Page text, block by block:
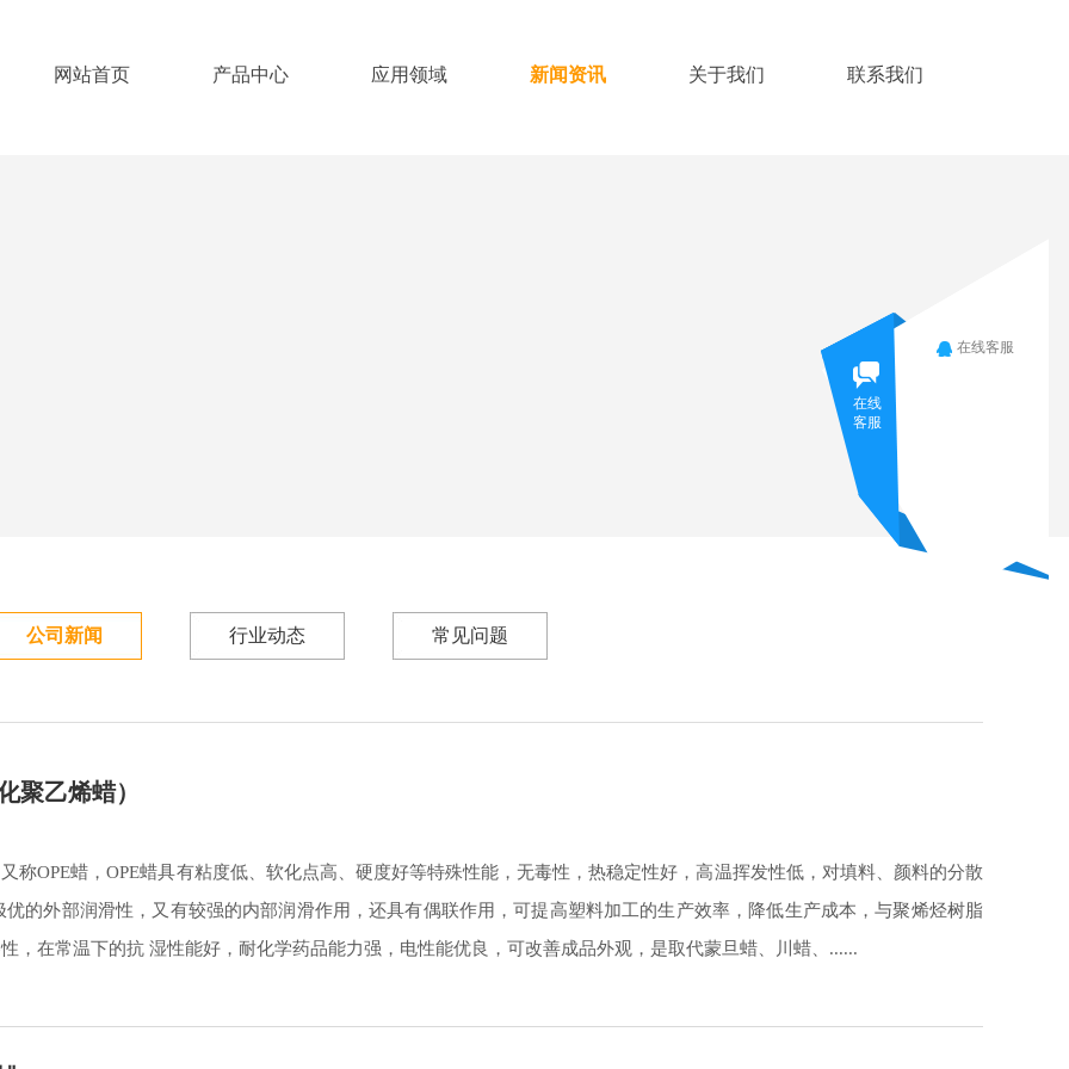
网站首页 产品中心 应用领域 新闻资讯 关于我们 联系我们
聚乙烯蜡）
称OPE蜡，OPE蜡具有粘度低、软化点高、硬度好等特殊性能，无毒性，热稳定性好，高温挥发性低，对填料、颜料的分散
优的外部润滑性，又有较强的内部润滑作用，还具有偶联作用，可提高塑料加工的生产效率，降低生产成本，与聚烯烃树脂
，在常温下的抗 湿性能好，耐化学药品能力强，电性能优良，可改善成品外观，是取代蒙旦蜡、川蜡、......
公司新闻 行业动态 常见问题
在线
客服
在线客服